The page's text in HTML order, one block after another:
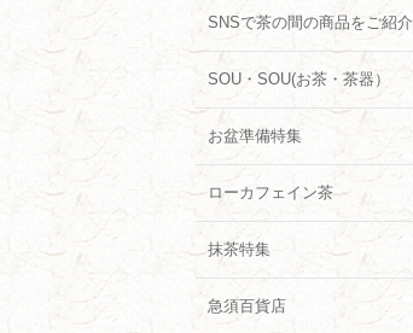
SNSで茶の間の商品をご紹介
SOU・SOU(お茶・茶器）
お盆準備特集
ローカフェイン茶
抹茶特集
急須百貨店